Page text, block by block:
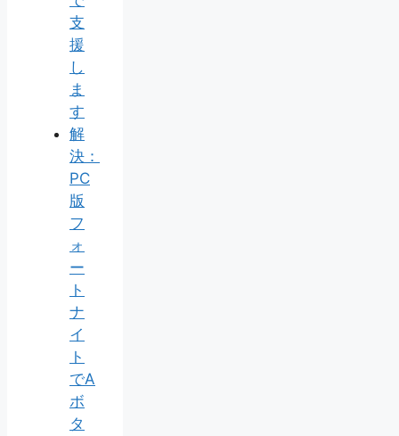
支
援
し
ま
す
解
決：
PC
版
フ
ォ
ー
ト
ナ
イ
ト
でA
ボ
タ